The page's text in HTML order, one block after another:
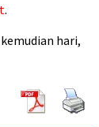
.
hari,